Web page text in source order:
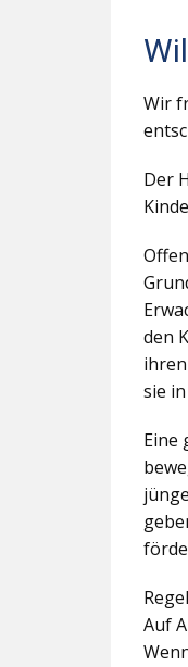
Wir
Der
den
sie
Eine
Auf